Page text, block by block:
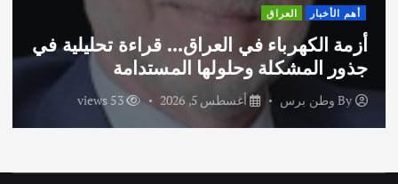
العراق… قراءة تحليلية في
المستدامة
أغسطس 5, 2026 53 views
أهم الأخبار
اختتام ورشة
الاماراتية
By وطن برس